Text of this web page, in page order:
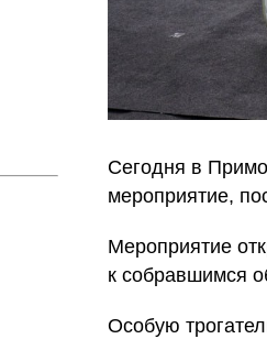
Сегодня в
мероприятие,
Мероприятие
к собравшимся
Особую